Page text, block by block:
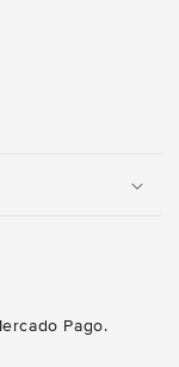
Pago.